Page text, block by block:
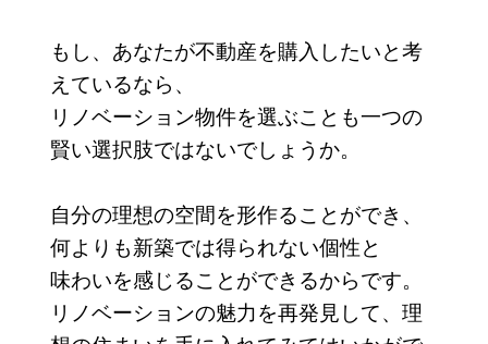
もし、あなたが不動産を購入したいと考
えているなら、
リノベーション物件を選ぶことも一つの
賢い選択肢ではないでしょうか。
自分の理想の空間を形作ることができ、
何よりも新築では得られない個性と
味わいを感じることができるからです。
リノベーションの魅力を再発見して、理